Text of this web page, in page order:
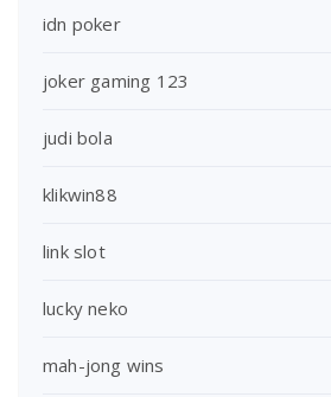
idn poker
joker gaming 123
judi bola
klikwin88
link slot
lucky neko
mah-jong wins